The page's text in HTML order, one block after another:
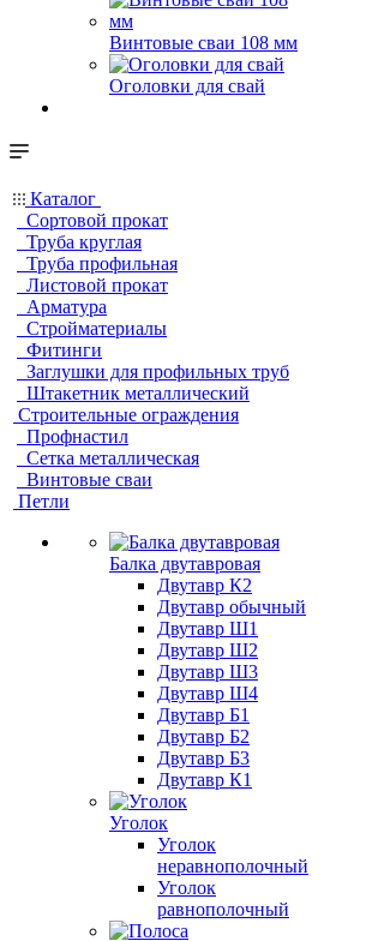
Винтовые сваи 108 мм
Оголовки для свай
Каталог
Сортовой прокат
Труба круглая
Труба профильная
Листовой прокат
Арматура
Стройматериалы
Фитинги
Заглушки для профильных труб
Штакетник металлический
Строительные ограждения
Профнастил
Сетка металлическая
Винтовые сваи
Петли
Балка двутавровая
Двутавр К2
Двутавр обычный
Двутавр Ш1
Двутавр Ш2
Двутавр Ш3
Двутавр Ш4
Двутавр Б1
Двутавр Б2
Двутавр Б3
Двутавр К1
Уголок
Уголок
неравнополочный
Уголок
равнополочный